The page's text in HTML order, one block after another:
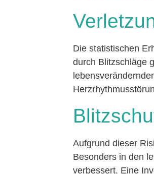
Die statistischen
durch Blitzschläge
Aufgrund dieser
Besonders in den
verbessert. Eine